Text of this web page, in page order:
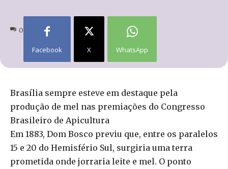
0
Facebook X WhatsApp
Brasília sempre esteve em destaque pela
produção de mel nas premiações do Congresso
Brasileiro de Apicultura
Em 1883, Dom Bosco previu que, entre os paralelos
15 e 20 do Hemisfério Sul, surgiria uma terra
prometida onde jorraria leite e mel. O ponto